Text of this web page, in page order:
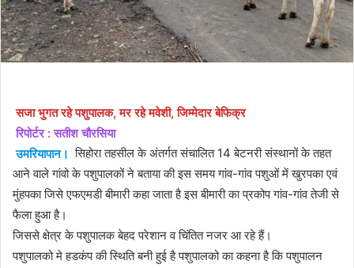
सजा भुगत रहे पशुपालक, मर रहे मवेशी, जिम्मेदार बेफिक्र
रिपोर्टर : सतीश चौरसिया
उमरियापान। सिहोरा तहसील के अंतर्गत संचालित 14 बेटनरी संस्थानों के तहत
आने वाले गांवो के पशुपालकों ने बताया की इस समय गांव-गांव पशुओं में खुरपका एवं
मुंहपका जिसे एफएमडी बीमारी कहा जाता है इस बीमारी का प्रकोप गांव-गांव तेजी से
फैला हुआ है।
जिससे क्षेत्र के पशुपालक बेहद परेशान व चिंतित नजर आ रहे हैं।
पशुपालको मे हडकंप की स्थिति बनी हुई है पशुपालको का कहना है कि पशुपालन